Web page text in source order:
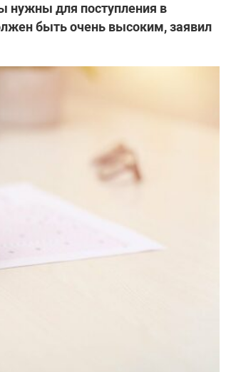
нужны для поступления в
быть очень высоким, заявил